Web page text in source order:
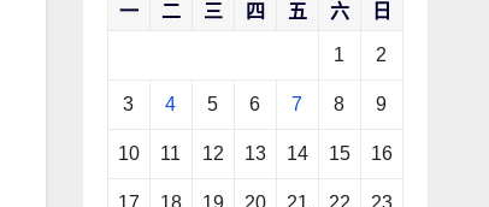
一 二 三 四 五 六 日
1 2
3 4 5 6 7 8 9
10 11 12 13 14 15 16
17 18 19 20 21 22 23